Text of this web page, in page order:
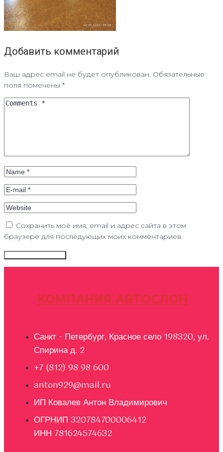
Добавить комментарий
Ваш адрес email не будет опубликован. Обязательные
поля помечены *
Сохранить моё имя, email и адрес сайта в этом
браузере для последующих моих комментариев.
КОМПАНИЯ АВТОСЛОН
Санкт - Петербург, Красное село 198320, ул.
Спирина д. 2
+7 (812) 98 98 600
anton929@mail.ru
ИП Ковалев Антон Владимирович
ОГРНИП 320784700006412
ИНН 781624574632